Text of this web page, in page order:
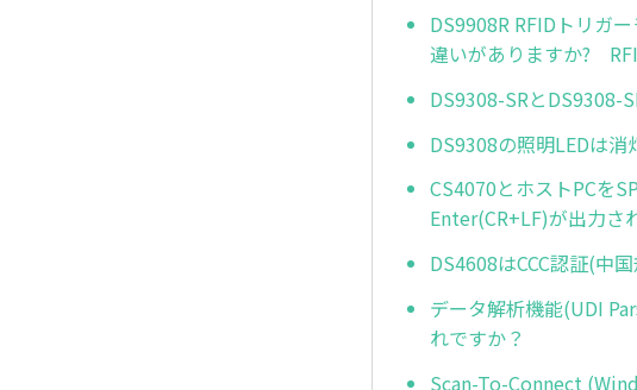
DS9908R RFIDトリガ
違いがありますか?
DS9308-SRとDS9308-
DS9308の照明LEDは消
CS4070とホストPCを
Enter(CR+LF)が出力さ
DS4608はCCC認証(中
データ解析機能(UDI
れですか？
Scan-To-Connect